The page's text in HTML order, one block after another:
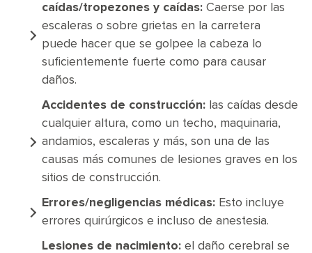
caídas/tropezones y caídas: Caerse por las
escaleras o sobre grietas en la carretera
puede hacer que se golpee la cabeza lo
suficientemente fuerte como para causar
daños.
Accidentes de construcción: las caídas desde
cualquier altura, como un techo, maquinaria,
andamios, escaleras y más, son una de las
causas más comunes de lesiones graves en los
sitios de construcción.
Errores/negligencias médicas: Esto incluye
errores quirúrgicos e incluso de anestesia.
Lesiones de nacimiento: el daño cerebral se